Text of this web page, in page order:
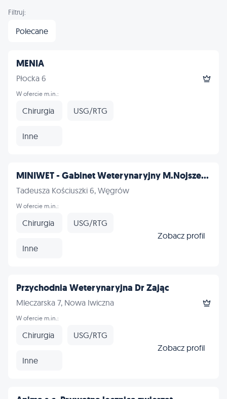
Filtruj:
Polecane
MENIA
Płocka 6
W ofercie m.in.:
Chirurgia USG/RTG
Inne
MINIWET - Gabinet Weterynaryjny M.Nojsze...
Tadeusza Kościuszki 6, Węgrów
W ofercie m.in.:
Chirurgia USG/RTG
Inne
Zobacz profil
Przychodnia Weterynaryjna Dr Zając
Mleczarska 7, Nowa Iwiczna
W ofercie m.in.:
Chirurgia USG/RTG
Inne
Zobacz profil